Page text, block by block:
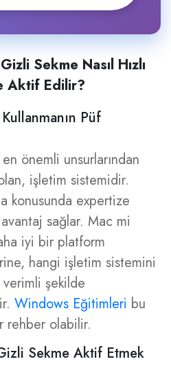
Sekme Nasıl Hızlı
Aktif Edilir?
Püf
en önemli unsurlarından
işletim sistemidir.
konusunda expertize
sağlar. Mac mi
iyi bir platform
hangi işletim sistemini
verimli şekilde
Windows Eğitimleri bu
rehber olabilir.
Sekme Aktif Etmek